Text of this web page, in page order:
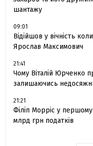
шантажу
09:01
Відійшов у вічність
Ярослав Максимович
21:41
Чому Віталій Юрченко
залишаючись
21:21
Філіп Морріс у першому
млрд грн податків